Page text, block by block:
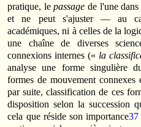
pratique, lepassage de l'une
et ne peut s'ajuster — au
académiques, ni à celles de la
une chaîne de diverses
connexions internes (« la
analyse une forme singulière
formes de mouvement
par suite, classification de ces
disposition selon la succession
cela que réside son importance37